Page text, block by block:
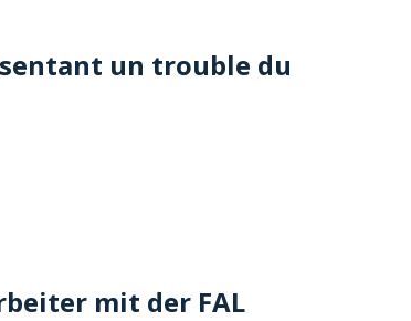
un trouble du
mit der FAL